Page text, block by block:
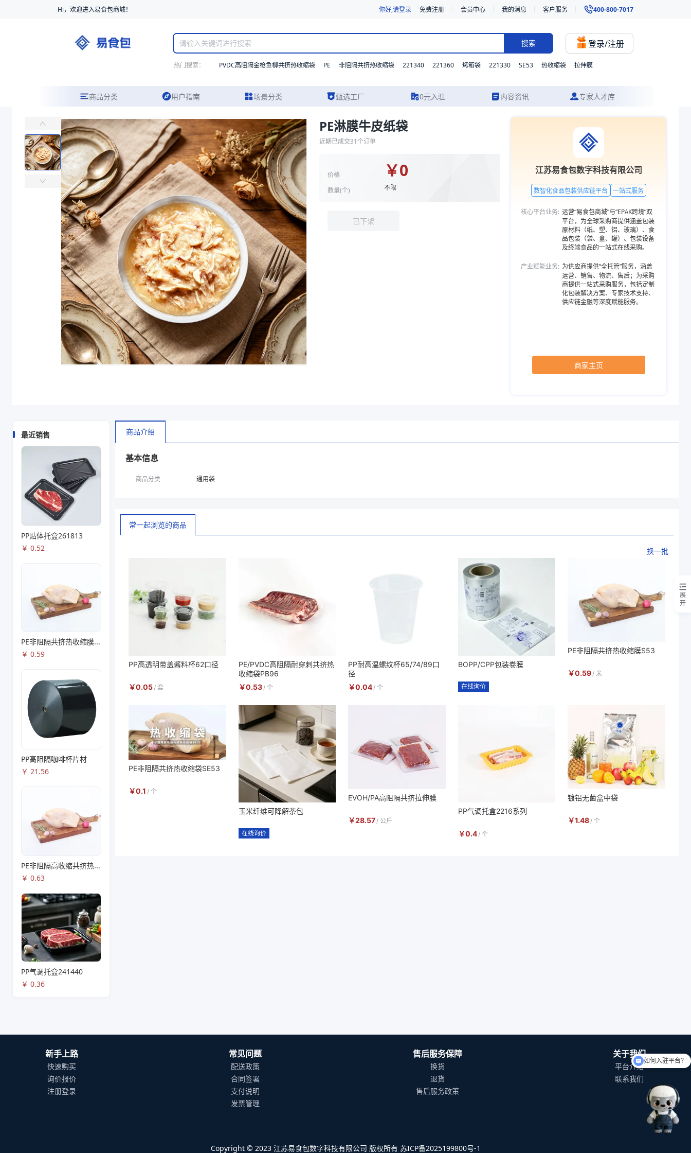
Hi，欢迎进入易食包商城！ 你好,请登录 免费注册 会员中心 我的消息 客户服务 400-800-7017
搜索 登录/注册
热门搜索： PVDC高阻隔金枪鱼柳共挤热收缩袋 PE 非阻隔共挤热收缩袋 221340 221360 烤箱袋 221330 SE53 热收缩袋 拉伸膜
商品分类 用户指南 场景分类 甄选工厂 0元入驻 内容资讯 专家人才库
易食包（EPAK）专注于PE淋膜牛皮纸袋包装，提供详尽的规格参数、实物图片及报价参考。我们支持材质、型号与功能的灵活定制，并提供从方案设计到成品交付的一站式食品包装服务。更多包装品类，欢迎访问易食
￥0
商品参数
商品分类
通用袋
PE
PE淋膜牛皮纸袋
近期已成交31个订单
价格
数量(个)
￥0
不限
已下架
江苏易食包数字科技有限公司
数智化食品包装供应链平台 一站式服务
核心平台业务: 运营“易食包商城”与“EPAK跨境”双
平台，为全球采购商提供涵盖包装
原材料（纸、塑、铝、玻璃）、食
品包装（袋、盒、罐）、包装设备
及终端食品的一站式在线采购。
产业赋能业务: 为供应商提供“全托管”服务，涵盖
运营、销售、物流、售后；为采购
商提供一站式采购服务，包括定制
化包装解决方案、专家技术支持、
供应链金融等深度赋能服务。
商家主页
最近销售
PP贴体托盒261813
￥ 0.52
PE非阻隔共挤热收缩膜S53
￥ 0.59
PP高阻隔咖啡杯片材
￥ 21.56
PE非阻隔高收缩共挤热收缩膜S83
￥ 0.63
PP气调托盒241440
￥ 0.36
商品介绍
基本信息
商品分类 通用袋
常一起浏览的商品
换一批
PP高透明带盖酱料杯62口径
￥0.05 / 套
PE/PVDC高阻隔耐穿刺共挤热
收缩袋PB96
￥0.53 / 个
PP耐高温螺纹杯65/74/89口
径
￥0.04 / 个
BOPP/CPP包装卷膜
在线询价
PE非阻隔共挤热收缩膜S53
￥0.59 /米
PE非阻隔共挤热收缩袋SE53
￥0.1 / 个
玉米纤维可降解茶包
在线询价
EVOH/PA高阻隔共挤拉伸膜
￥28.57 / 公斤
PP气调托盒2216系列
￥0.4/ 个
镀铝无菌盒中袋
￥1.48 / 个
展
开
新手上路
快速购买
询价报价
注册登录
常见问题
配送政策
合同签署
支付说明
发票管理
售后服务保障
换货
退货
售后服务政策
关于我们
平台介绍
联系我们
Copyright © 2023 江苏易食包数字科技有限公司 版权所有 苏ICP备2025199800号-1
可以介绍下你们的产品么